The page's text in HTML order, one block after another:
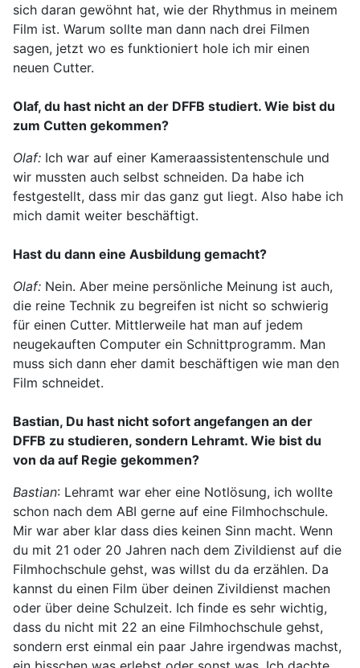
sich daran gewöhnt hat, wie der Rhythmus in meinem
Film ist. Warum sollte man dann nach drei Filmen
sagen, jetzt wo es funktioniert hole ich mir einen
neuen Cutter.
Olaf, du hast nicht an der DFFB studiert. Wie bist du
zum Cutten gekommen?
Olaf: Ich war auf einer Kameraassistentenschule und
wir mussten auch selbst schneiden. Da habe ich
festgestellt, dass mir das ganz gut liegt. Also habe ich
mich damit weiter beschäftigt.
Hast du dann eine Ausbildung gemacht?
Olaf: Nein. Aber meine persönliche Meinung ist auch,
die reine Technik zu begreifen ist nicht so schwierig
für einen Cutter. Mittlerweile hat man auf jedem
neugekauften Computer ein Schnittprogramm. Man
muss sich dann eher damit beschäftigen wie man den
Film schneidet.
Bastian, Du hast nicht sofort angefangen an der
DFFB zu studieren, sondern Lehramt. Wie bist du
von da auf Regie gekommen?
Bastian: Lehramt war eher eine Notlösung, ich wollte
schon nach dem ABI gerne auf eine Filmhochschule.
Mir war aber klar dass dies keinen Sinn macht. Wenn
du mit 21 oder 20 Jahren nach dem Zivildienst auf die
Filmhochschule gehst, was willst du da erzählen. Da
kannst du einen Film über deinen Zivildienst machen
oder über deine Schulzeit. Ich finde es sehr wichtig,
dass du nicht mit 22 an eine Filmhochschule gehst,
sondern erst einmal ein paar Jahre irgendwas machst,